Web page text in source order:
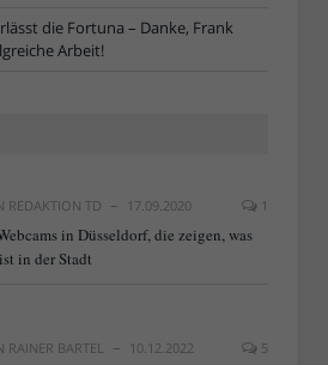
die Fortuna – Danke, Frank
Arbeit!
REDAKTION TD 17.09.2020 1
in Düsseldorf, die zeigen, was
in der Stadt
RAINER BARTEL 10.12.2022 5